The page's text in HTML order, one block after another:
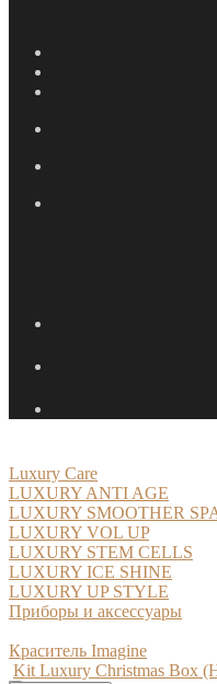
Luxury Care
LUXURY ANTI AGE
LUXURY SMOOTHER
LUXURY VOL UP
LUXURY STEM CELLS
LUXURY ICE SHINE
LUXURY UP STYLE
Приборы и аксессуары
Краситель Imagine
Kit Luxury Christmas Box